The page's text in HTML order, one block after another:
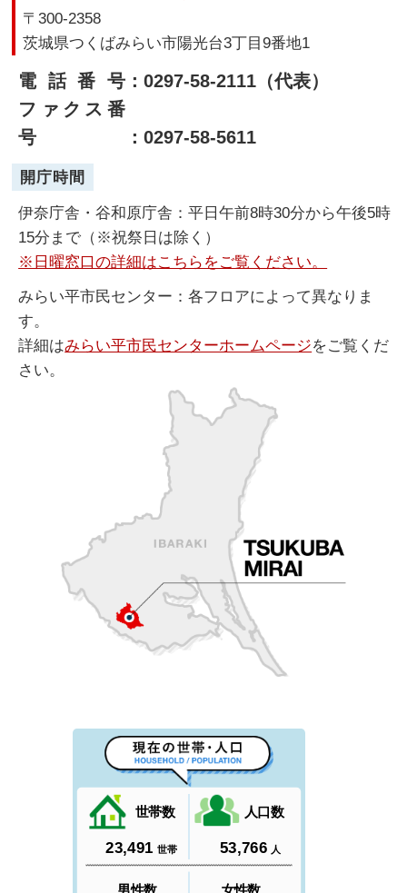
〒300-2358
茨城県つくばみらい市陽光台3丁目9番地1
電話番号：0297-58-2111（代表）
ファクス番
号
：0297-58-5611
開庁時間
伊奈庁舎・谷和原庁舎：平日午前8時30分から午後5時
15分まで（※祝祭日は除く）
※日曜窓口の詳細はこちらをご覧ください。
みらい平市民センター：各フロアによって異なりま
す。
詳細はみらい平市民センターホームページをご覧くだ
さい。